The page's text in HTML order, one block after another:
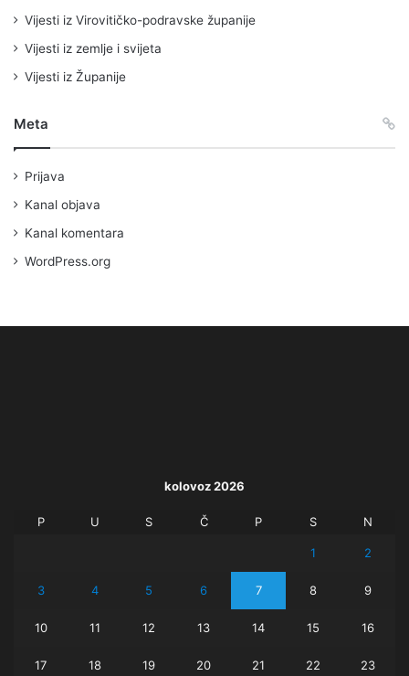
Vijesti iz Virovitičko-podravske županije
Vijesti iz zemlje i svijeta
Vijesti iz Županije
Meta
Prijava
Kanal objava
Kanal komentara
WordPress.org
kolovoz 2026
P U S Č P S N
1 2
3 4 5 6 7 8 9
10 11 12 13 14 15 16
17 18 19 20 21 22 23